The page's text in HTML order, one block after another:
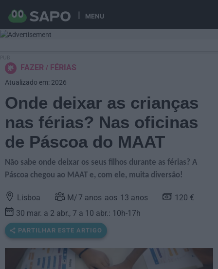
MENU
FAZER FÉRIAS
Onde deixar as crianças
nas férias? Nas oficinas
de Páscoa do MAAT
Não sabe onde deixar os seus filhos durante as férias? A
Páscoa chegou ao MAAT e, com ele, muita diversão!
Lisboa 7 anos 13 anos
120 €
30 mar. a 2 abr., 7 a 10 abr.: 10h-17h
PARTILHAR ESTE ARTIGO
Atualizado em: 2026